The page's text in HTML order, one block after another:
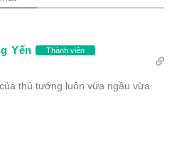
Yến Thành viên
thủ tướng luôn vừa ngầu vừa